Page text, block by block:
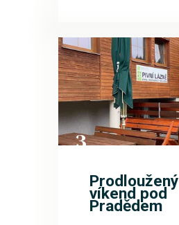
3
Prodloužený
víkend pod
Pradědem